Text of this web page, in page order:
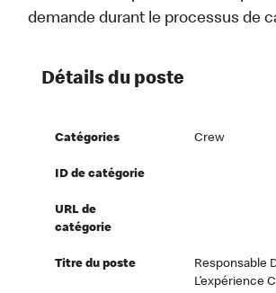
demande durant le processus de
Détails du poste
Catégories Crew
ID de catégorie
URL de
catégorie
Titre du poste
Responsable
L’expérience